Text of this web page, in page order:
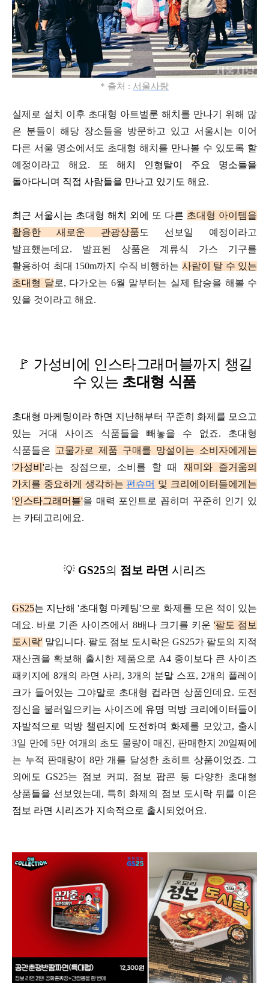
* 출처 : 서울사랑
실제로 설치 이후 초대형 아트벌룬 해치를 만나기 위해 많
은 분들이 해당 장소들을 방문하고 있고 서울시는 이어
다른 서울 명소에서도 초대형 해치를 만나볼 수 있도록 할
예정이라고 해요.
또 해치 인형탈이 주요 명소들을
돌아다니며 직접 사람들을 만나고 있기 도 해요.
최근 서울시는 초대형 해치 외에 또 다른 초대형 아이템을
활용한 새로운 관광상품 도 선보일 예정이라고
발표했는데요. 발표된 상품은 계류식 가스 기구를
활용하여 최대 150m까지 수직 비행하는 사람이 탈 수 있는
초대형 달로, 다가오는 6월 말부터는 실제 탑승을 해볼 수
있을 것이라고 해요.
🚩 가성비에 인스타그래머블까지 챙길
수 있는 초대형 식품
초대형 마케팅이라 하면 지난해부터 꾸준히 화제를 모으고
있는 거대 사이즈 식품들을 빼놓을 수 없죠. 초대형
식품들은
고물가로 제품 구매를 망설이는 소비자에게는
'가성비'라는 장점으로, 소비를 할 때 재미와 즐거움의
가치를 중요하게 생각하는 펀슈머 및 크리에이터들에게는
'인스타그래머블'을 매력 포인트로 꼽히며 꾸준히 인기 있
는 카테고리에요.
💡 GS25의 점보 라면 시리즈
GS25는 지난해 '초대형 마케팅'으로 화제를 모은 적이 있는
데요. 바로 기존 사이즈에서 8배나 크기를 키운 '팔도 점보
도시락' 말입니다. 팔도 점보 도시락은 GS25가 팔도의 지적
재산권을 확보해 출시한 제품으로 A4 종이보다 큰 사이즈
패키지에 8개의 라면 사리, 3개의 분말 스프, 2개의 플레이
크가 들어있는 그야말로 초대형 컵라면 상품인데요. 도전
정신을 불러일으키는 사이즈에 유명 먹방 크리에이터들이
자발적으로 먹방 챌린지에 도전하며 화제 를 모았고, 출시
3일 만에 5만 여개의 초도 물량이 매진, 판매한지 20일째에
는 누적 판매량이 8만 개를 달성한 초히트 상품이었죠. 그
외에도 GS25는 점보 커피, 점보 팝콘 등 다양한 초대형
상품들을 선보였는데, 특히 화제의 점보 도시락 뒤를 이은
점보 라면 시리즈가 지속적으로 출시 되었어요.